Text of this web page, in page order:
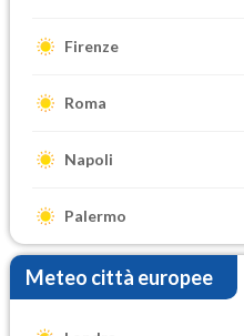
Firenze
Roma
Napoli
Palermo
Meteo città europee